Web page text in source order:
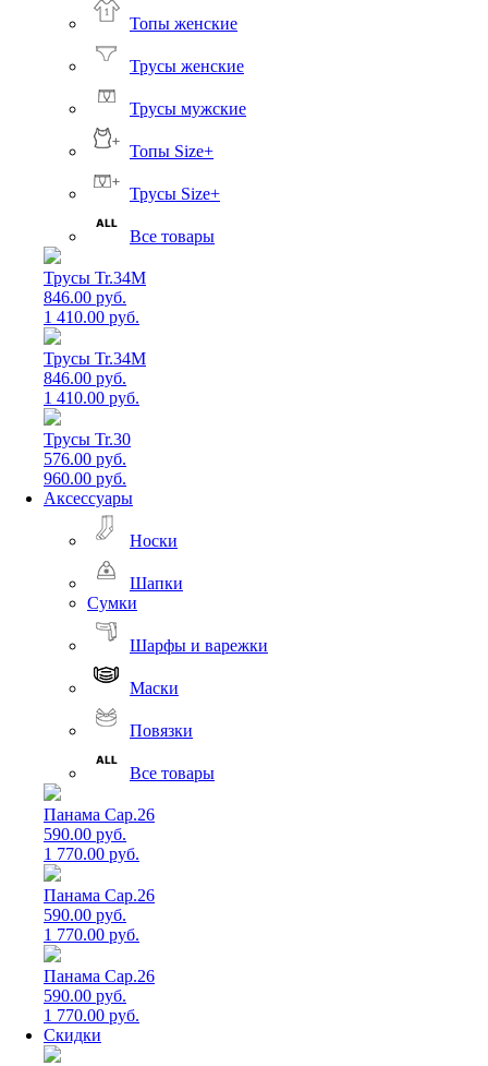
Топы женские
Трусы женские
Трусы мужские
Топы Size+
Трусы Size+
Все товары
Трусы Tr.34M
846.00 руб.
1 410.00 руб.
Трусы Tr.34M
846.00 руб.
1 410.00 руб.
Трусы Tr.30
576.00 руб.
960.00 руб.
Аксессуары
Носки
Шапки
Сумки
Шарфы и варежки
Маски
Повязки
Все товары
Панама Cap.26
590.00 руб.
1 770.00 руб.
Панама Cap.26
590.00 руб.
1 770.00 руб.
Панама Cap.26
590.00 руб.
1 770.00 руб.
Скидки